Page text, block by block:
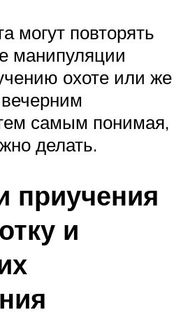
могут повторять
манипуляции
охоте или же
самым понимая,
делать.
приучения
и